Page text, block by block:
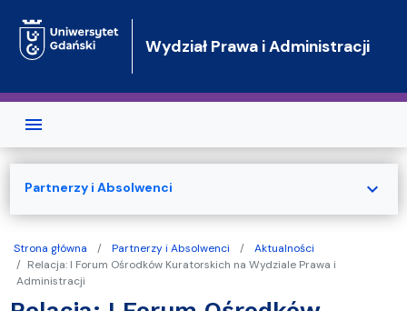
Wydział Prawa i Administracji
Strona główna Partnerzy i Absolwenci
Aktualności
Relacja: I Forum Ośrodków Kuratorskich na Wydziale Prawa i
Administracji
Partnerzy i Absolwenci expand_more